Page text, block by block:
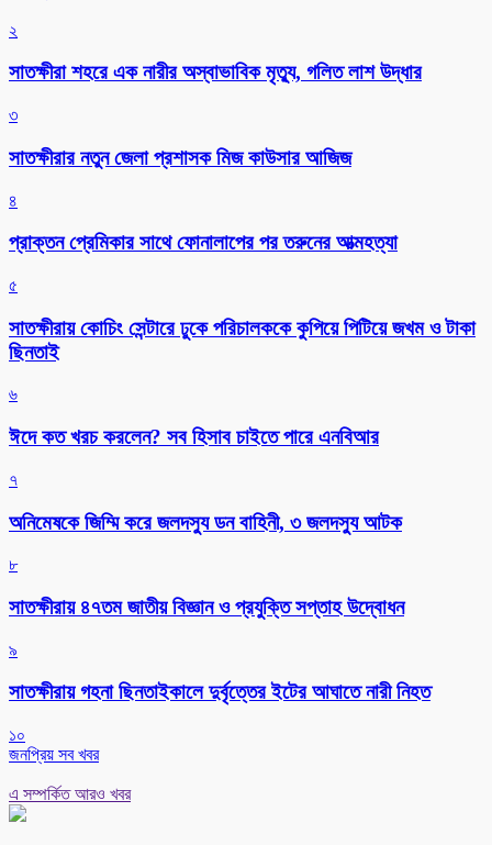
২
সাতক্ষীরা শহরে এক নারীর অস্বাভাবিক মৃত্যু, গলিত লাশ উদ্ধার
৩
সাতক্ষীরার নতুন জেলা প্রশাসক মিজ কাউসার আজিজ
৪
প্রাক্তন প্রেমিকার সাথে ফোনালাপের পর তরুনের আত্মহত্যা
৫
সাতক্ষীরায় কোচিং সেন্টারে ঢুকে পরিচালককে কুপিয়ে পিটিয়ে জখম ও টাকা
ছিনতাই
৬
ঈদে কত খরচ করলেন? সব হিসাব চাইতে পারে এনবিআর
৭
অনিমেষকে জিম্মি করে জলদস্যু ডন বাহিনী, ৩ জলদস্যু আটক
৮
সাতক্ষীরায় ৪৭তম জাতীয় বিজ্ঞান ও প্রযুক্তি সপ্তাহ উদ্বোধন
৯
সাতক্ষীরায় গহনা ছিনতাইকালে দুর্বৃত্তের ইটের আঘাতে নারী নিহত
১০
জনপ্রিয় সব খবর
এ সম্পর্কিত আরও খবর